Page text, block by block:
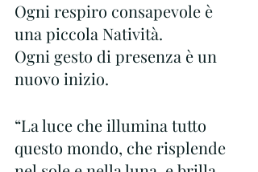
Ogni respiro consapevole è
una piccola Natività.
Ogni gesto di presenza è un
nuovo inizio.
“La luce che illumina tutto
questo mondo, che risplende